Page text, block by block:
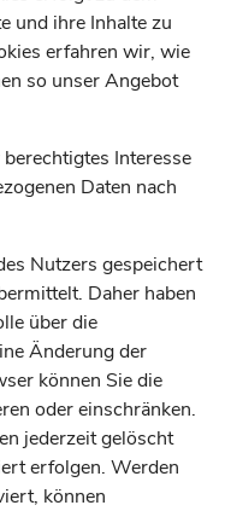
und ihre Inhalte zu
erfahren wir, wie
so unser Angebot
Interesse
Daten nach
Nutzers gespeichert
Daher haben
über die
Änderung der
können Sie die
oder einschränken.
jederzeit gelöscht
erfolgen. Werden
können